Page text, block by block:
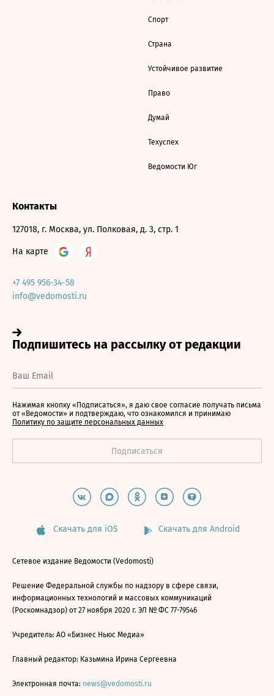
Спорт
Страна
Устойчивое развитие
Право
Думай
Техуспех
Ведомости Юг
Контакты
127018, г. Москва, ул. Полковая, д. 3, стр. 1
На карте
+7 495 956-34-58
info@vedomosti.ru
Нажимая кнопку «Подписаться», я даю свое согласие получать письма
от «Ведомости» и подтверждаю, что ознакомился и принимаю
Политику по защите персональных данных
Скачать для iOS Скачать для Android
Сетевое издание Ведомости (Vedomosti)
Решение Федеральной службы по надзору в сфере связи,
информационных технологий и массовых коммуникаций
(Роскомнадзор) от 27 ноября 2020 г. ЭЛ № ФС 77-79546
Учредитель: АО «Бизнес Ньюс Медиа»
Главный редактор: Казьмина Ирина Сергеевна
Электронная почта: news@vedomosti.ru